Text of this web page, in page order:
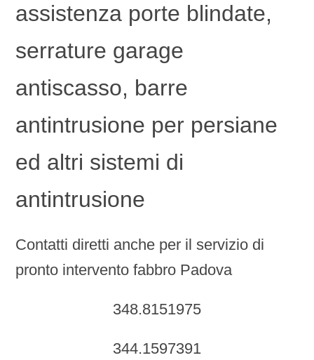
assistenza porte blindate,
serrature garage
antiscasso, barre
antintrusione per persiane
ed altri sistemi di
antintrusione
Contatti diretti anche per il servizio di
pronto intervento fabbro Padova
348.8151975
344.1597391